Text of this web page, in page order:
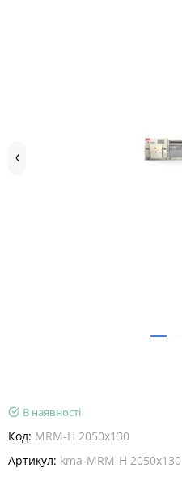
В наявності
Код: MRM-H 2050x130
Артикул: kma-MRM-H 2050x130